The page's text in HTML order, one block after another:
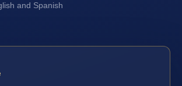
and Spanish